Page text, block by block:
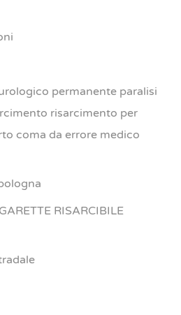
permanente paralisi
risarcimento per
coma da errore medico
RISARCIBILE